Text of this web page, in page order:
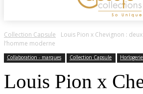
Collection Capsule
Louis Pion x Chevignon :
l’homme moderne
Collaboration - marques Collection Capsule Horlogerie
Louis Pion x